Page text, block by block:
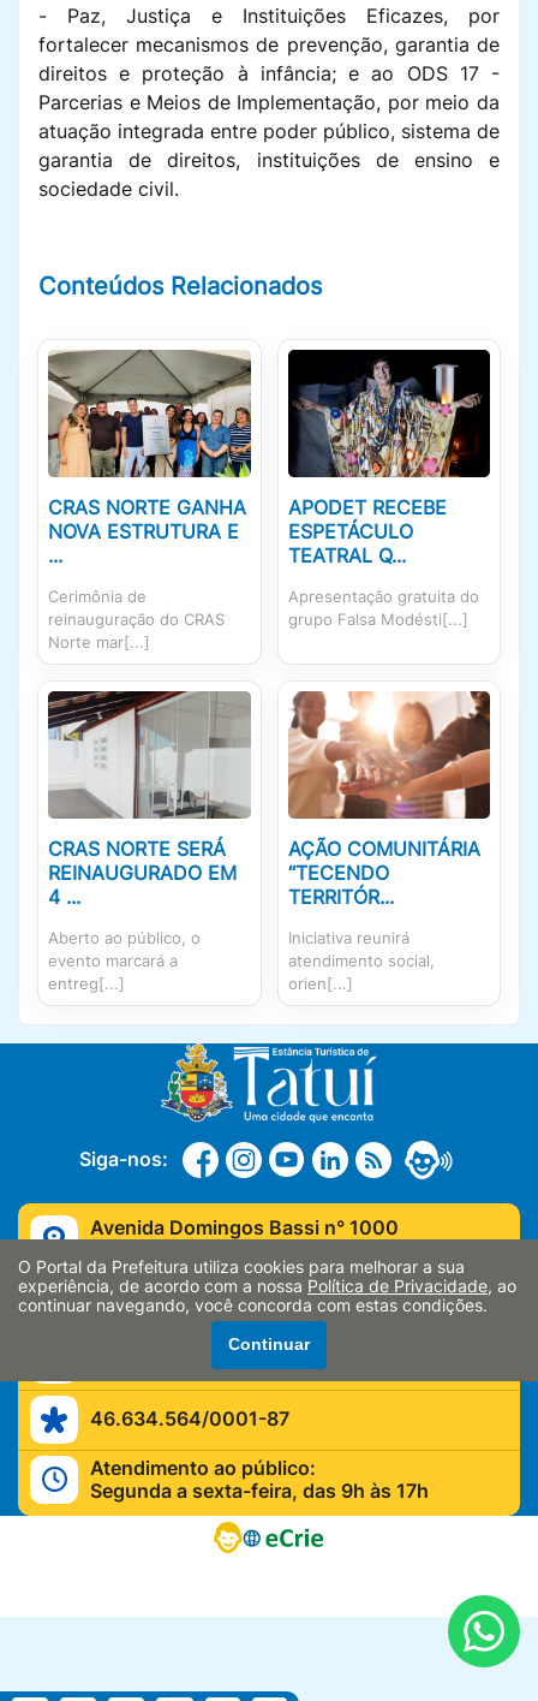
- Paz, Justiça e Instituições Eficazes, por
fortalecer mecanismos de prevenção, garantia de
direitos e proteção à infância; e ao ODS 17 -
Parcerias e Meios de Implementação, por meio da
atuação integrada entre poder público, sistema de
garantia de direitos, instituições de ensino e
sociedade civil.
Conteúdos Relacionados
CRAS NORTE GANHA
NOVA ESTRUTURA E
...
Cerimônia de
reinauguração do CRAS
Norte mar[...]
APODET RECEBE
ESPETÁCULO
TEATRAL Q...
Apresentação gratuita do
grupo Falsa Modésti[...]
CRAS NORTE SERÁ
REINAUGURADO EM
4 ...
Aberto ao público, o
evento marcará a
entreg[...]
AÇÃO COMUNITÁRIA
“TECENDO
TERRITÓR...
Iniciativa reunirá
atendimento social,
orien[...]
Siga-nos:
Avenida Domingos Bassi n° 1000
(15) 3259-8400
46.634.564/0001-87
Atendimento ao público:
Segunda a sexta-feira, das 9h às 17h
O Portal da Prefeitura utiliza cookies para melhorar a sua
experiência, de acordo com a nossa Política de Privacidade, ao
continuar navegando, você concorda com estas condições.
Continuar